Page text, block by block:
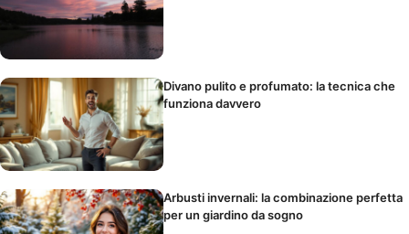
Divano pulito e profumato: la tecnica che
funziona davvero
Arbusti invernali: la combinazione perfetta
per un giardino da sogno